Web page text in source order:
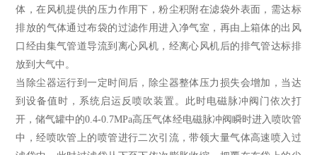
体，在风机提供的压力作用下，粉尘积附在滤袋外表面，需达标
排放的气体通过布袋的过滤作用进入净气室，再由上箱体的出风
口经由集气管道导流到离心风机，经离心风机后的排气管达标排
放到大气中。
当除尘器运行到一定时间后，除尘器整体压力损失会增加，当达
到设备值时，系统启运反喷吹装置。此时电磁脉冲阀门依次打
开，储气罐中的0.4-0.7MPa高压气体经电磁脉冲阀瞬时进入喷吹管
中，经喷吹管上的喷管进行二次引流，带领大量气体高速喷入过